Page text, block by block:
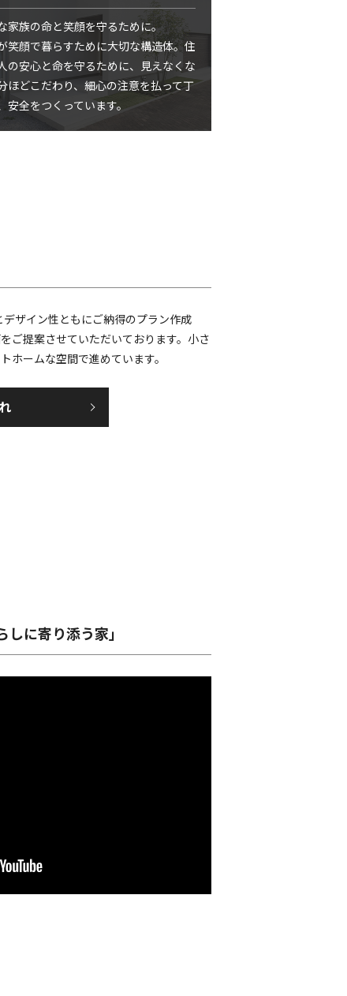
家族の命と笑顔を守るために。
笑顔で暮らすために大切な構造体。住
の安心と命を守るために、見えなくな
ほどこだわり、細心の注意を払って丁
安全をつくっています。
ザイン性ともにご納得のプラン作成
ご提案させていただいております。小さ
ホームな空間で進めています。
に寄り添う家」